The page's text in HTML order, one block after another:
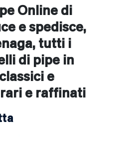
Online di
e spedisce,
, tutti i
di pipe in
e
e raffinati